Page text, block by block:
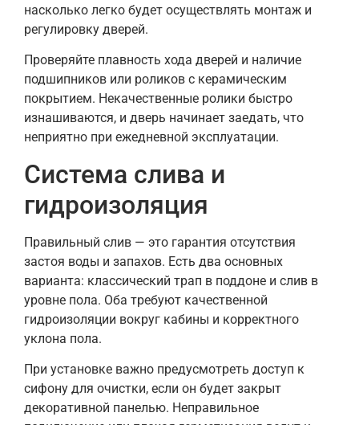
насколько легко будет осуществлять монтаж и
регулировку дверей.
Проверяйте плавность хода дверей и наличие
подшипников или роликов с керамическим
покрытием. Некачественные ролики быстро
изнашиваются, и дверь начинает заедать, что
неприятно при ежедневной эксплуатации.
Система слива и
гидроизоляция
Правильный слив — это гарантия отсутствия
застоя воды и запахов. Есть два основных
варианта: классический трап в поддоне и слив в
уровне пола. Оба требуют качественной
гидроизоляции вокруг кабины и корректного
уклона пола.
При установке важно предусмотреть доступ к
сифону для очистки, если он будет закрыт
декоративной панелью. Неправильное